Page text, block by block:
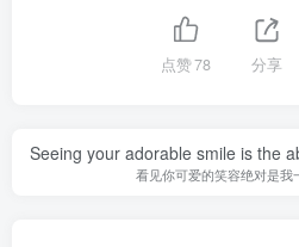
点赞78 分享
Seeing your adorable smile is the
看见你可爱的笑容绝对是我